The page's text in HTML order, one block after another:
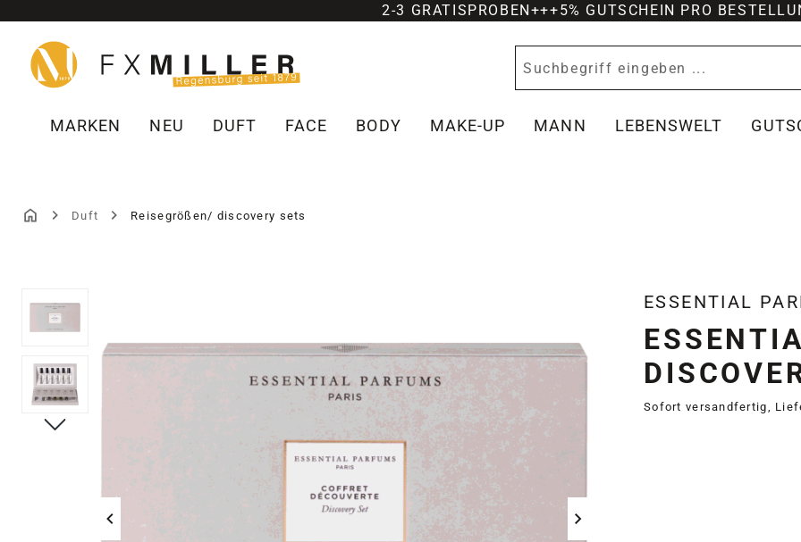
Hauptinhalt springen
Zur Suche springen
Zur Hauptnavigation springen
2-3 GRATISPROBEN+++5% GUTSCHEIN PRO
MARKEN NEU DUFT FACE BODY MAKE-UP MANN LEBENSWELT
Duft Reisegrößen/ discovery sets
ESSENTIAL
Sofort versandfertig,